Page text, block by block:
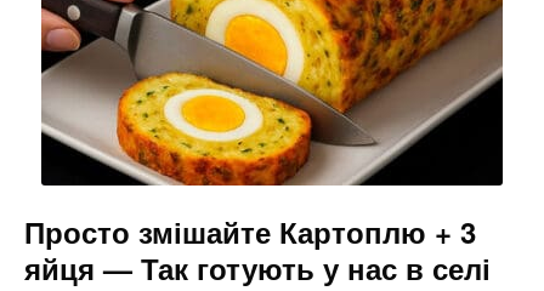
Просто змішайте Картоплю + 3
яйця — Так готують у нас в селі